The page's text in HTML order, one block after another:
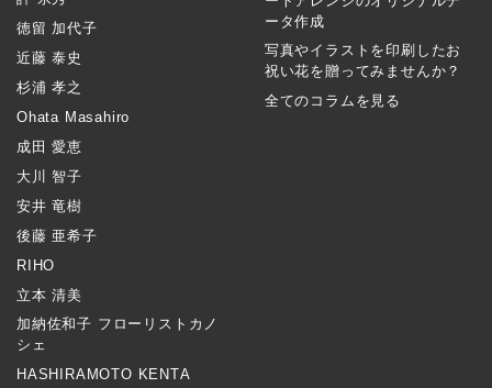
徳留 加代子
近藤 泰史
杉浦 孝之
Ohata Masahiro
成田 愛恵
大川 智子
安井 竜樹
後藤 亜希子
RIHO
立本 清美
加納佐和子 フローリストカノ
シェ
HASHIRAMOTO KENTA
ータ作成
写真やイラストを印刷したお
祝い花を贈ってみませんか？
全てのコラムを見る